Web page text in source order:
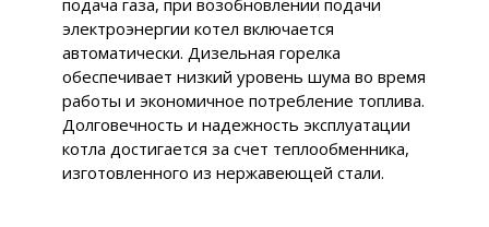
подача газа, при возобновлении подачи
электроэнергии котел включается
автоматически. Дизельная горелка
обеспечивает низкий уровень шума во время
работы и экономичное потребление топлива.
Долговечность и надежность эксплуатации
котла достигается за счет теплообменника,
изготовленного из нержавеющей стали.